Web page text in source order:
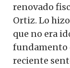
renovado
Ortiz. Lo
que no era
fundamento
reciente